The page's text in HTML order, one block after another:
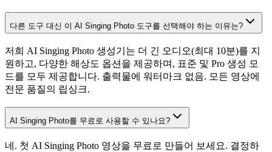
다른 도구 대신 이 AI Singing Photo 도구를 선택해야 하는 이유는?
저희 AI Singing Photo 생성기는 더 긴 오디오(최대 10분)를 지
원하고, 다양한 해상도 옵션을 제공하며, 표준 및 Pro 생성 모
드를 모두 제공합니다. 출력물에 워터마크 없음. 모든 영상에
전문 품질의 립싱크.
AI Singing Photo를 무료로 사용할 수 있나요?
네. 첫 AI Singing Photo 영상을 무료로 만들어 보세요. 결정하